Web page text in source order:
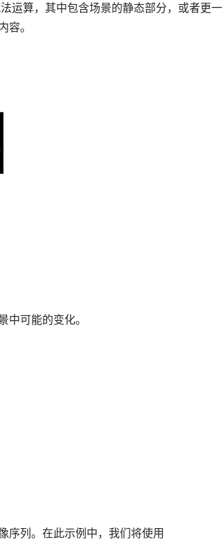
运算，其中包含场景的静态部分，或者更一
容。
可能的变化。
序列。在此示例中，我们将使用